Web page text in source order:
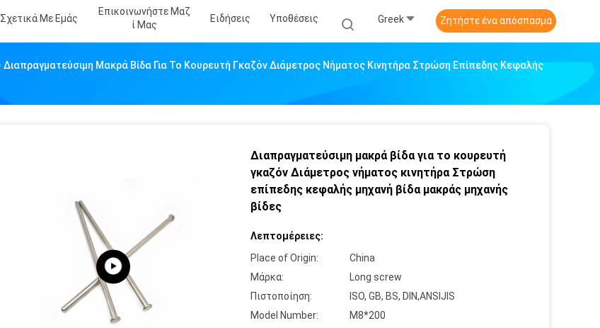
Σχετικά Με Εμάς
Επικοινωνήστε Μαζ
Ί Μας
Ειδήσεις Υποθέσεις Greek Ζητήστε ένα απόσπασμα
Διαπραγματεύσιμη Μακρά Βίδα Για Το Κουρευτή Γκαζόν Διάμετρος Νήματος Κινητήρα Στρώση Επίπεδης Κεφαλής
Διαπραγματεύσιμη μακρά βίδα για το κουρευτή
γκαζόν Διάμετρος νήματος κινητήρα Στρώση
επίπεδης κεφαλής μηχανή βίδα μακράς μηχανής
βίδες
Λεπτομέρειες:
Place of Origin:
China
Μάρκα:
Long screw
Πιστοποίηση:
ISO, GB, BS, DIN,ANSIJIS
Model Number:
M8*200